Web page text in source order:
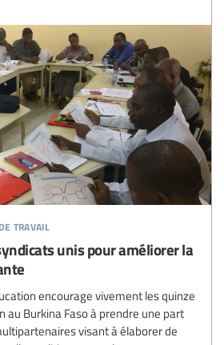
travail
unis pour améliorer la
encourage vivement les quinze
au Burkina Faso à prendre une part
visant à élaborer de